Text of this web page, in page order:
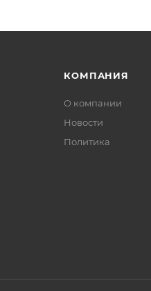
КОМПАНИЯ
О компании
Новости
Политика